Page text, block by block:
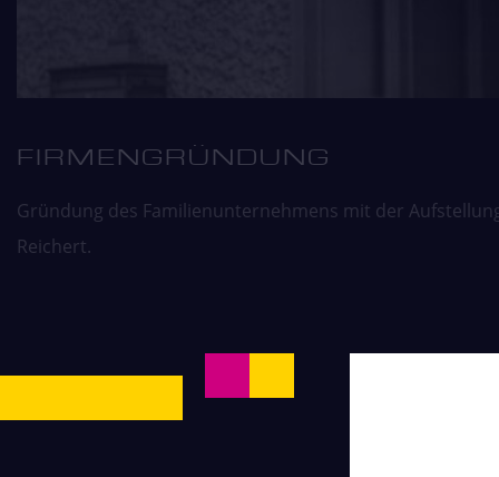
FIRMEN­GRÜNDUNG
Gründung des Familienunternehmens mit der
Reichert.